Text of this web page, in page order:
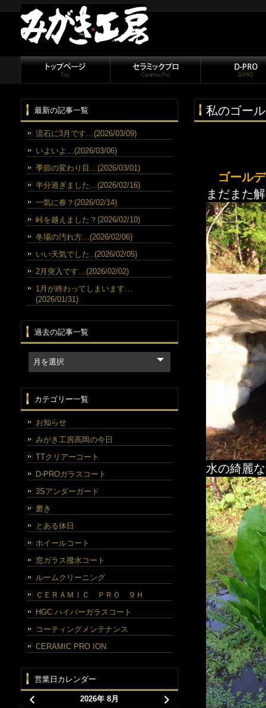
私のゴー
ゴール
まだまた
水の綺麗
最新の記事一覧
流石に3月です…(2026/03/09)
いよいよ…(2026/03/06)
季節の変わり目…(2026/03/01)
半分過ぎました…(2026/02/16)
一気に春？(2026/02/14)
峠を越えました？(2026/02/10)
冬場の汚れ方…(2026/02/06)
いい天気でした..(2026/02/05)
2月突入です…(2026/02/02)
1月が終わってしまいます…
(2026/01/31)
過去の記事一覧
カテゴリー一覧
お知らせ
みがき工房高岡の今日
TTクリアーコート
D-PROガラスコート
3Sアンダーガード
磨き
とある休日
ホイールコート
窓ガラス撥水コート
ルームクリーニング
ＣＥＲＡＭＩＣ ＰＲＯ ９Ｈ
HGC ハイパーガラスコート
コーティングメンテナンス
CERAMIC PRO ION
営業日カレンダー
2026年 8月